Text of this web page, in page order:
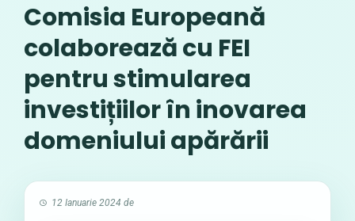
Comisia Europeană
colaborează cu FEI
pentru stimularea
investițiilor în inovarea
domeniului apărării
12 Ianuarie 2024 de